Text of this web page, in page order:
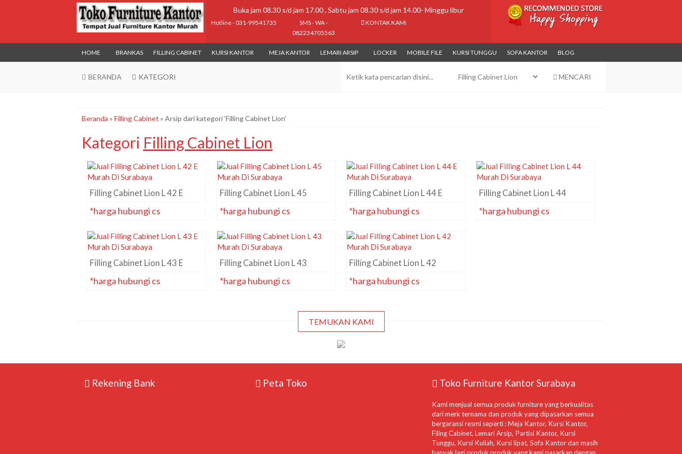
Buka jam 08.30 s/d jam 17.00 , Sabtu jam 08.30 s/d jam 14.00- Minggu libur
Hotline - 031-99541735
SMS - WA -
082234705563
KONTAK KAMI
HOME BRANKAS FILLING CABINET KURSI KANTOR MEJA KANTOR LEMARI ARSIP LOCKER MOBILE FILE KURSI TUNGGU SOFA KANTOR BLOG
BERANDA KATEGORI MENCARI
Beranda » Filling Cabinet » Arsip dari kategori 'Filling Cabinet Lion'
Kategori Filling Cabinet Lion
Filling Cabinet Lion L 42 E
*harga hubungi cs
Filling Cabinet Lion L 45
*harga hubungi cs
Filling Cabinet Lion L 44 E
*harga hubungi cs
Filling Cabinet Lion L 44
*harga hubungi cs
Filling Cabinet Lion L 43 E
*harga hubungi cs
Filling Cabinet Lion L 43
*harga hubungi cs
Filling Cabinet Lion L 42
*harga hubungi cs
TEMUKAN KAMI
Rekening Bank Peta Toko Toko Furniture Kantor Surabaya
Kami menjual semua produk furniture yang berkualitas
dari merk ternama dan produk yang dipasarkan semua
bergaransi resmi seperti : Meja Kantor, Kursi Kantor,
Filing Cabinet, Lemari Arsip, Partisi Kantor, Kursi
Tunggu, Kursi Kuliah, Kursi lipat, Sofa Kantor dan masih